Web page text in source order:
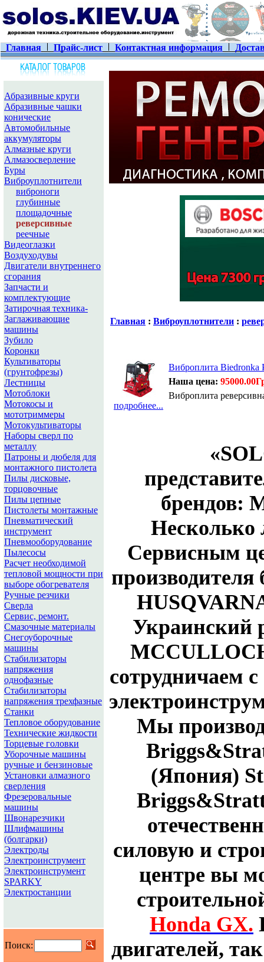
Главная Прайс-лист Контактная информация
Абразивные круги
Абразивные чашки
конические
Автомобильные
аккумуляторы
Алмазные круги
Алмазосверление
Буры
Виброуплотнители
виброноги
глубинные
площадочные
реверсивные
реечные
Видеоглазки
Воздуходувы
Двигатели внутреннего
сгорания
Запчасти и
комплектующие
Затирочная техника-
Заглаживающие
машины
Зубило
Коронки
Культиваторы
(грунтофрезы)
Лестницы
Мотоблоки
Мотокосы и
мототриммеры
Мотокультиваторы
Наборы сверл по
металлу
Патроны и дюбеля для
монтажного пистолета
Пилы дисковые,
торцовочные
Пилы цепные
Пистолеты монтажные
Пневматический
инструмент
Пневмооборудование
Пылесосы
Расчет необходимой
тепловой мощности при
выборе обогревателя
Ручные резчики
Сверла
Сервис, ремонт.
Смазочные материалы
Снегоуборочные
машины
Стабилизаторы
напряжения
однофазные
Стабилизаторы
напряжения трехфазные
Станки
Тепловое оборудование
Технические жидкости
Торцевые головки
Уборочные машины
ручные и бензиновые
Установки алмазного
сверления
Фрезеровальные
машины
Швонарезчики
Шлифмашины
(болгарки)
Электроды
Электроинструмент
Электроинструмент
SPARKY
Электростанции
Поиск:
Главная : Виброуплотнители :
подробнее...
Виброплита Biedronka
Наша цена:
Виброплита
«
брендов:
Несколько
Сервисным
производителя
Украинский
сотрудничаем
Мы
(Япония)
силовую и
центре вы
Honda GX.
двигателей,